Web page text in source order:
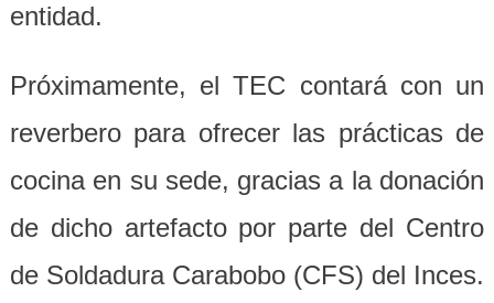
entidad.
Próximamente, el TEC contará con un
reverbero para ofrecer las prácticas de
cocina en su sede, gracias a la donación
de dicho artefacto por parte del Centro
de Soldadura Carabobo (CFS) del Inces.